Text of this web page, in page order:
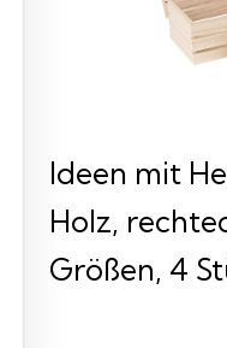
Ideen mit
Holz,
Größen, 4